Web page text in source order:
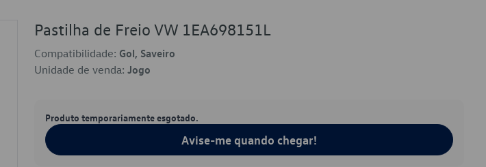
Pastilha de Freio VW 1EA698151L
Compatibilidade: Gol, Saveiro
Unidade de venda: Jogo
Produto temporariamente esgotado.
Avise-me quando chegar!